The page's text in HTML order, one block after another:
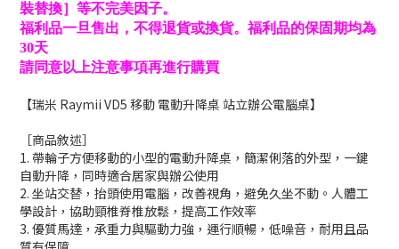
裝替換］等不完美因子。
福利品一旦售出，不得退貨或換貨。福利品的保固期均為
30天
請同意以上注意事項再進行購買
【瑞米 Raymii VD5 移動 電動升降桌 站立辦公電腦桌】
［商品敘述］
1. 帶輪子方便移動的小型的電動升降桌，簡潔俐落的外型，一鍵
自動升降，同時適合居家與辦公使用
2. 坐站交替，抬頭使用電腦，改善視角，避免久坐不動。人體工
學設計，協助頸椎脊椎放鬆，提高工作效率
3. 優質馬達，承重力與驅動力強，運行順暢，低噪音，耐用且品